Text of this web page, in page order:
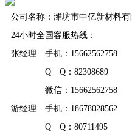
公司名称：潍坊市中亿新材料有
24小时全国客服热线：
张经理 手机：15662562758
Q Q：82308689
微信：15662562758
游经理 手机：18678028562
Q Q：80711495